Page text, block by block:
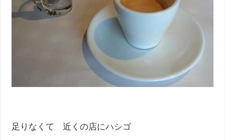
足りなくて 近くの店にハシゴ